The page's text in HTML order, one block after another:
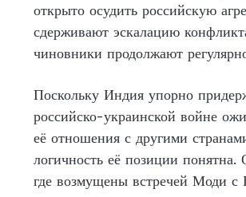
открыто осудить российскую
сдерживают эскалацию
чиновники продолжают
Поскольку Индия упорно
российско-украинской войне
её отношения с другими
логичность её позиции
где возмущены встречей Моди